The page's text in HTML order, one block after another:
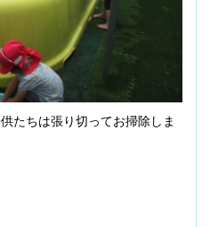
たちは張り切ってお掃除しま